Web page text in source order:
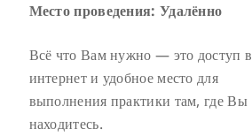
Место проведения: Удалённо
Всё что Вам нужно — это доступ в
интернет и удобное место для
выполнения практики там, где Вы
находитесь.